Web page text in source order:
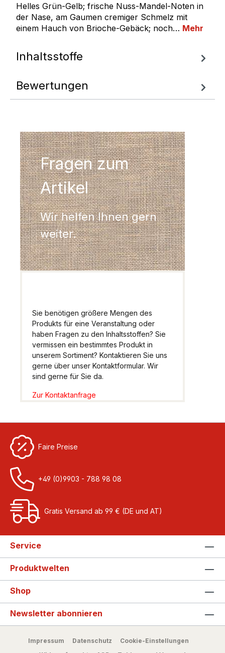
Helles Grün-Gelb; frische Nuss-Mandel-Noten in
der Nase, am Gaumen cremiger Schmelz mit
einem Hauch von Brioche-Gebäck; noch… Mehr
Inhaltsstoffe
Bewertungen
Fragen zum
Artikel
Wir helfen Ihnen gern
weiter.
Sie benötigen größere Mengen des
Produkts für eine Veranstaltung oder
haben Fragen zu den Inhaltsstoffen? Sie
vermissen ein bestimmtes Produkt in
unserem Sortiment? Kontaktieren Sie uns
gerne über unser Kontaktformular. Wir
sind gerne für Sie da.
Zur Kontaktanfrage
Faire Preise
+49 (0)9903 - 788 98 08
Gratis Versand ab 99 € (DE und AT)
Service
Produktwelten
Shop
Newsletter abonnieren
Impressum Datenschutz
Cookie-Einstellungen